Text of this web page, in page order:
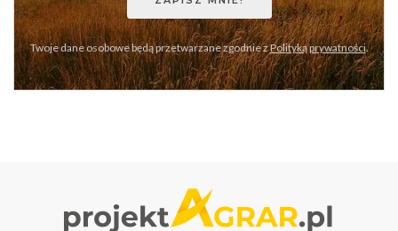
Twoje dane osobowe będą przetwarzane zgodnie zPolityką prywatności.